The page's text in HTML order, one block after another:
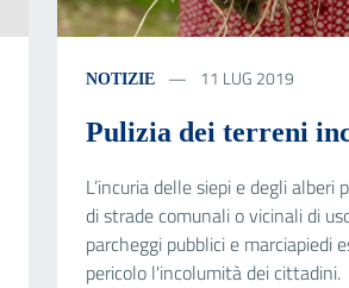
NOTIZIE 11 LUG 2019
Pulizia dei terreni
L’incuria delle siepi e degli alberi
di strade comunali o vicinali di
parcheggi pubblici e marciapiedi
pericolo l'incolumità dei cittadini.